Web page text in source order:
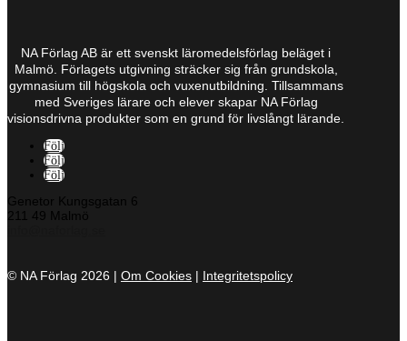
NA Förlag AB är ett svenskt läromedelsförlag beläget i
Malmö. Förlagets utgivning sträcker sig från grundskola,
gymnasium till högskola och vuxenutbildning. Tillsammans
med Sveriges lärare och elever skapar NA Förlag
visionsdrivna produkter som en grund för livslångt lärande.
Följ
Följ
Följ
Genetor Kungsgatan 6
211 49 Malmö
© NA Förlag 2026 | Om Cookies | Integritetspolicy